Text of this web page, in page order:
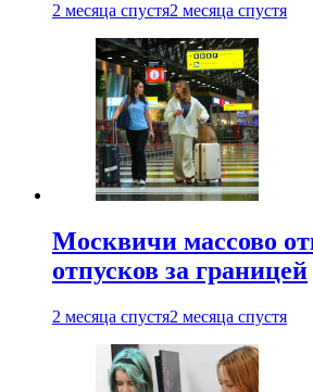
2 месяца спустя2 месяца спустя
Москвичи массово
отпусков за границей
2 месяца спустя2 месяца спустя